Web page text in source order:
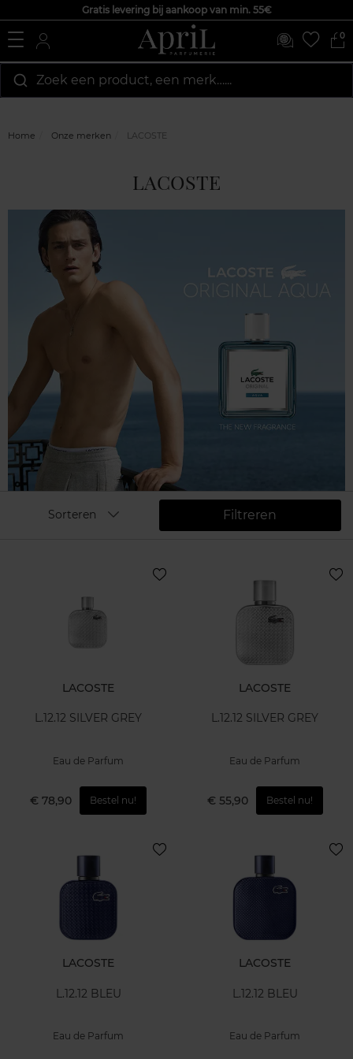
Gratis levering bij aankoop van min. 55€
0
Zoek een product, een merk…...
Home Onze merken LACOSTE
LACOSTE
Filtreren
Sorteren
LACOSTE
L.12.12 SILVER GREY
Eau de Parfum
€ 78,90 Bestel nu!
LACOSTE
L.12.12 SILVER GREY
Eau de Parfum
€ 55,90 Bestel nu!
LACOSTE
L.12.12 BLEU
Eau de Parfum
LACOSTE
L.12.12 BLEU
Eau de Parfum